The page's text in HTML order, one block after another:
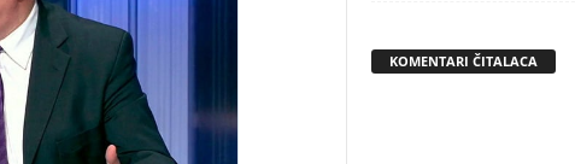
KOMENTARI ČITALACA